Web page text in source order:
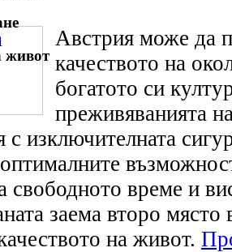
живот
Австрия може да
качеството на
богатото си
преживяванията
изключителната
свободното време и
заема второ място
на живот.